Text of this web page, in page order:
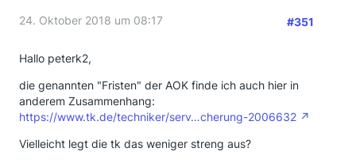
24. Oktober 2018 um 08:17 #351
Hallo peterk2,
die genannten "Fristen" der AOK finde ich auch hier in
anderem Zusammenhang:
https://www.tk.de/techniker/serv…cherung-2006632
Vielleicht legt die tk das weniger streng aus?